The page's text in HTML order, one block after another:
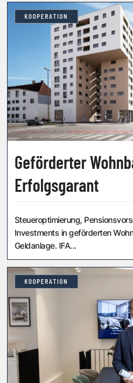
KOOPERATION
Geförderter
Erfolgsgarant
Steueroptimierung,
Investments in geförderten
Geldanlage. IFA...
KOOPERATION